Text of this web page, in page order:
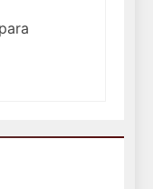
para